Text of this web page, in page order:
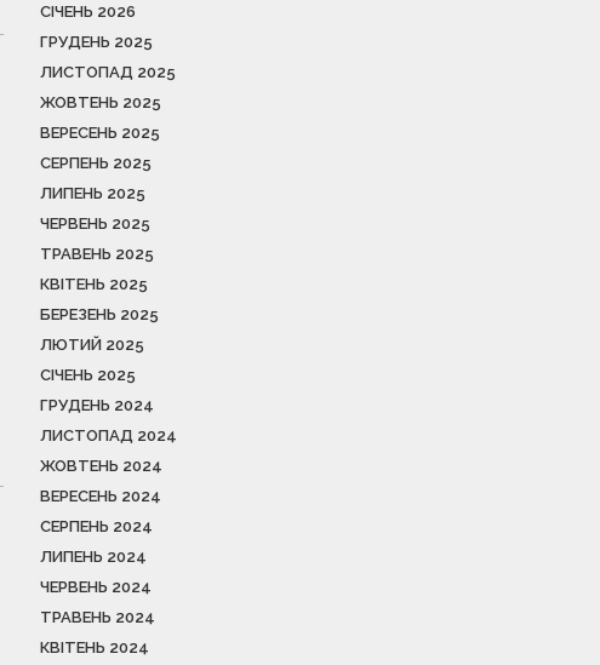
СІЧЕНЬ 2026
ГРУДЕНЬ 2025
ЛИСТОПАД 2025
ЖОВТЕНЬ 2025
ВЕРЕСЕНЬ 2025
СЕРПЕНЬ 2025
ЛИПЕНЬ 2025
ЧЕРВЕНЬ 2025
ТРАВЕНЬ 2025
КВІТЕНЬ 2025
БЕРЕЗЕНЬ 2025
ЛЮТИЙ 2025
СІЧЕНЬ 2025
ГРУДЕНЬ 2024
ЛИСТОПАД 2024
ЖОВТЕНЬ 2024
ВЕРЕСЕНЬ 2024
СЕРПЕНЬ 2024
ЛИПЕНЬ 2024
ЧЕРВЕНЬ 2024
ТРАВЕНЬ 2024
КВІТЕНЬ 2024